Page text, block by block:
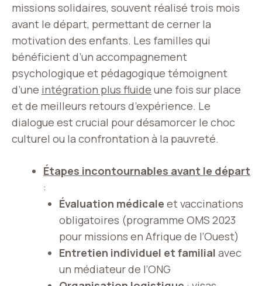
missions solidaires, souvent réalisé trois mois
avant le départ, permettant de cerner la
motivation des enfants. Les familles qui
bénéficient d’un accompagnement
psychologique et pédagogique témoignent
d’une intégration plus fluide une fois sur place
et de meilleurs retours d’expérience. Le
dialogue est crucial pour désamorcer le choc
culturel ou la confrontation à la pauvreté.
Étapes incontournables avant le départ
:
Évaluation médicale et vaccinations
obligatoires (programme OMS 2023
pour missions en Afrique de l’Ouest)
Entretien individuel et familial avec
un médiateur de l’ONG